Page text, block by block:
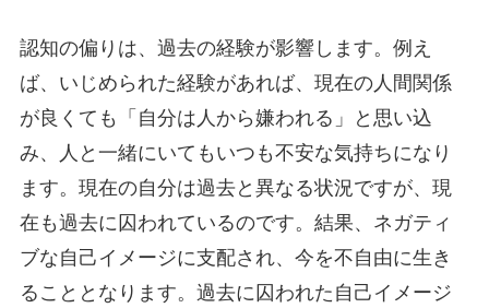
認知の偏りは、過去の経験が影響します。例え
ば、いじめられた経験があれば、現在の人間関係
が良くても「自分は人から嫌われる」と思い込
み、人と一緒にいてもいつも不安な気持ちになり
ます。現在の自分は過去と異なる状況ですが、現
在も過去に囚われているのです。結果、ネガティ
ブな自己イメージに支配され、今を不自由に生き
ることとなります。過去に囚われた自己イメージ